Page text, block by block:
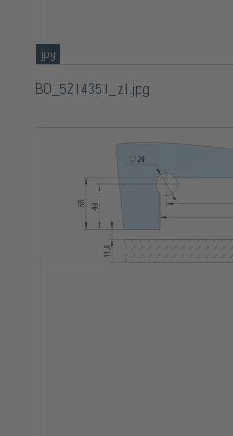
jpg
BO_5214351_z1.jpg